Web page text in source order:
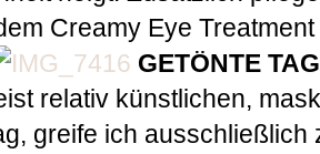
Creamy Eye
GETÖNTE
relativ künstlichen,
greife ich ausschließlich